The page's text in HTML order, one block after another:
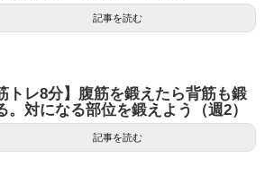
記事を読む
トレ8分】腹筋を鍛えたら背筋も鍛
。対になる部位を鍛えよう（週2）
記事を読む